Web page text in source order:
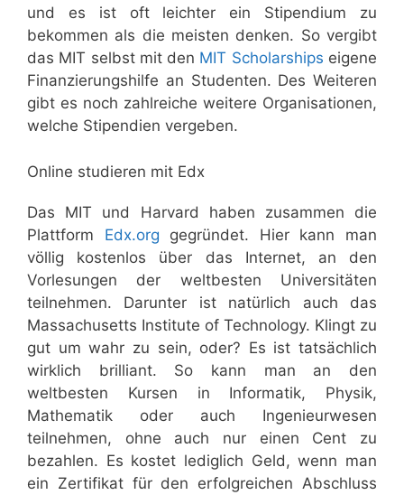
und es ist oft leichter ein Stipendium zu
bekommen als die meisten denken. So vergibt
das MIT selbst mit den MIT Scholarships eigene
Finanzierungshilfe an Studenten. Des Weiteren
gibt es noch zahlreiche weitere Organisationen,
welche Stipendien vergeben.
Online studieren mit Edx
Das MIT und Harvard haben zusammen die
Plattform Edx.org gegründet. Hier kann man
völlig kostenlos über das Internet, an den
Vorlesungen der weltbesten Universitäten
teilnehmen. Darunter ist natürlich auch das
Massachusetts Institute of Technology. Klingt zu
gut um wahr zu sein, oder? Es ist tatsächlich
wirklich brilliant. So kann man an den
weltbesten Kursen in Informatik, Physik,
Mathematik oder auch Ingenieurwesen
teilnehmen, ohne auch nur einen Cent zu
bezahlen. Es kostet lediglich Geld, wenn man
ein Zertifikat für den erfolgreichen Abschluss